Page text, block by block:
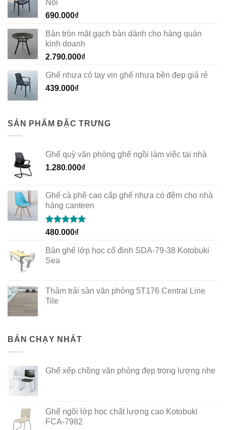
Nội
690.000₫
Bàn tròn mặt gạch bàn dành cho hàng quán
kinh doanh
2.790.000₫
Ghế nhựa có tay vịn ghế nhựa bền đẹp giá rẻ
439.000₫
SẢN PHẨM ĐẶC TRƯNG
Ghế quỳ văn phòng ghế ngồi làm việc tại nhà
1.280.000₫
Ghế cà phê cao cấp ghế nhựa có đệm cho nhà
hàng canteen
Rated5.00
480.000₫
Bàn ghế lớp học cố định SDA-79-38 Kotobuki
Sea
Thảm trải sàn văn phòng 5T176 Central Line
Tile
BÁN CHẠY NHẤT
Ghế xếp chồng văn phòng đẹp trọng lượng nhẹ
Ghế ngồi lớp học chất lượng cao Kotobuki
FCA-7982